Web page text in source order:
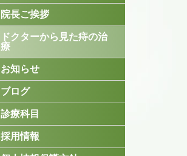
院長ご挨拶
ドクターから見た痔の治
療
お知らせ
ブログ
診療科目
採用情報